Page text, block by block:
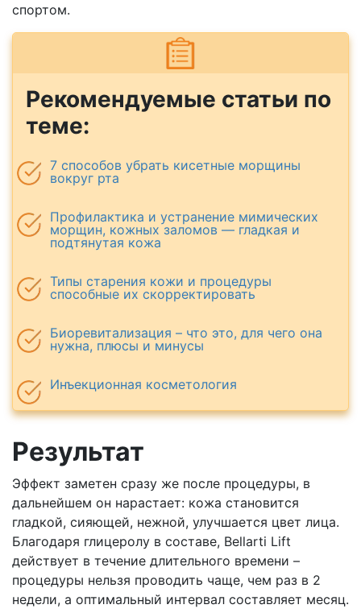
спортом.
Рекомендуемые статьи по
теме:
7 способов убрать кисетные морщины
вокруг рта
Профилактика и устранение мимических
морщин, кожных заломов — гладкая и
подтянутая кожа
Типы старения кожи и процедуры
способные их скорректировать
Биоревитализация – что это, для чего она
нужна, плюсы и минусы
Инъекционная косметология
Результат
Эффект заметен сразу же после процедуры, в
дальнейшем он нарастает: кожа становится
гладкой, сияющей, нежной, улучшается цвет лица.
Благодаря глицеролу в составе, Bellarti Lift
действует в течение длительного времени –
процедуры нельзя проводить чаще, чем раз в 2
недели, а оптимальный интервал составляет месяц.